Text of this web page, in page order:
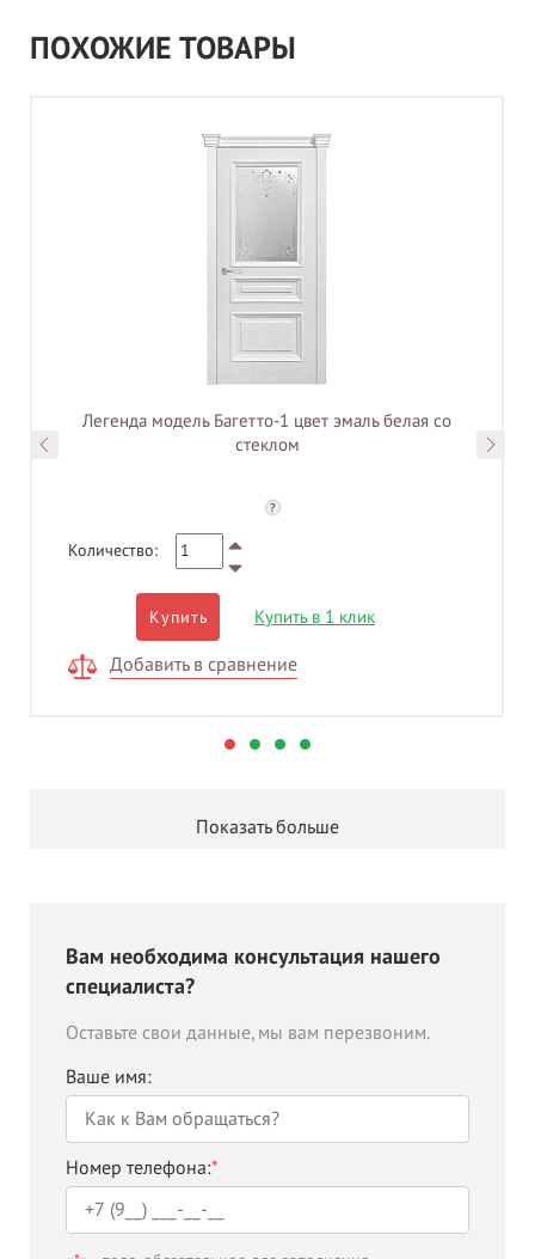
ПОХОЖИЕ ТОВАРЫ
Легенда модель Багетто-1 цвет эмаль белая со
стеклом
?
Количество:
Купить Купить в 1 клик
Добавить в сравнение
Показать больше
Вам необходима консультация нашего
специалиста?
Оставьте свои данные, мы вам перезвоним.
Ваше имя:
Номер телефона:*